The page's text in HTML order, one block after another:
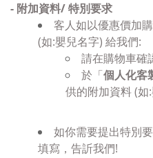
- 附加資料/ 特別要求
客人如以優惠價加
(如:嬰兒名字) 給我們:
請在購物車確
於「個人化客
供的附加資料 (如
如你需要提出特別
填寫，告訢我們!